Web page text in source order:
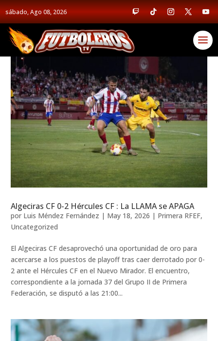
sábado, Ago 08, 2026
Algeciras CF 0-2 Hércules CF : La LLAMA se APAGA
por Luis Méndez Fernández | May 18, 2026 | Primera RFEF,
Uncategorized
El Algeciras CF desaprovechó una oportunidad de oro para
acercarse a los puestos de playoff tras caer derrotado por 0-
2 ante el Hércules CF en el Nuevo Mirador. El encuentro,
correspondiente a la jornada 37 del Grupo II de Primera
Federación, se disputó a las 21:00...